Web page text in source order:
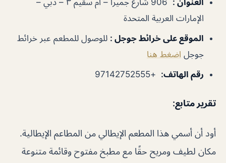
الإمارات العربية المتحدة
الموقع على خرائط جوجل : للوصول للمطعم عبر خرائط
جوجل اضغط هنا
رقم الهاتف:
+97142752555
تقرير متابع:
أود أن أسمي هذا المطعم الإيطالي من المطاعم الإيطالية.
مكان لطيف ومريح حقًا مع مطبخ مفتوح وقائمة متنوعة